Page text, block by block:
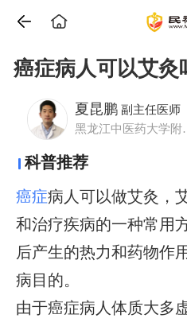
癌症病人可以艾灸
夏昆鹏副主任医师
黑龙江中医
科普推荐
癌症病人可以做艾灸，
和治疗疾病的一种常用
后产生的热力和药物作
病目的。
由于癌症病人体质大多